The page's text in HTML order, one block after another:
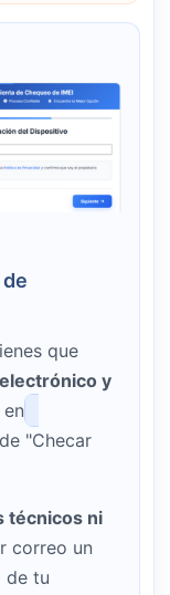
que
y
"Checar
técnicos ni
correo un
de tu